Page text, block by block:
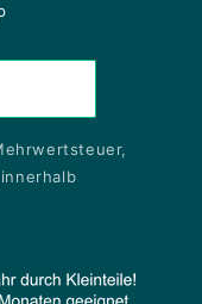
innerhalb